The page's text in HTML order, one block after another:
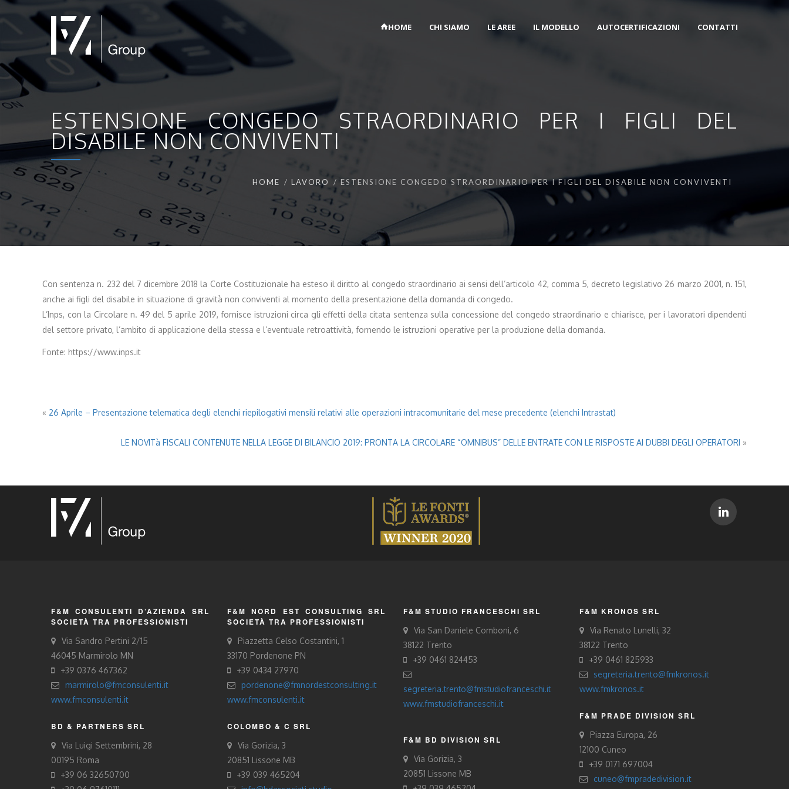
HOME CHI SIAMO LE AREE IL MODELLO AUTOCERTIFICAZIONI CONTATTI
ESTENSIONE CONGEDO STRAORDINARIO PER I FIGLI DEL
DISABILE NON CONVIVENTI
HOME LAVORO ESTENSIONE CONGEDO STRAORDINARIO PER I FIGLI DEL DISABILE NON CONVIVENTI
Con sentenza n. 232 del 7 dicembre 2018 la Corte Costituzionale ha esteso il diritto al congedo straordinario ai sensi dell’articolo 42, comma 5, decreto legislativo 26 marzo 2001, n. 151,
anche ai figli del disabile in situazione di gravità non conviventi al momento della presentazione della domanda di congedo.
L’Inps, con la Circolare n. 49 del 5 aprile 2019, fornisce istruzioni circa gli effetti della citata sentenza sulla concessione del congedo straordinario e chiarisce, per i lavoratori dipendenti
del settore privato, l’ambito di applicazione della stessa e l’eventuale retroattività, fornendo le istruzioni operative per la produzione della domanda.
Fonte: https://www.inps.it
« 26 Aprile – Presentazione telematica degli elenchi riepilogativi mensili relativi alle operazioni intracomunitarie del mese precedente (elenchi Intrastat)
LE NOVITà FISCALI CONTENUTE NELLA LEGGE DI BILANCIO 2019: PRONTA LA CIRCOLARE “OMNIBUS” DELLE ENTRATE CON LE RISPOSTE AI DUBBI DEGLI OPERATORI »
F&M CONSULENTI D’AZIENDA SRL
SOCIETÀ TRA PROFESSIONISTI
Via Sandro Pertini 2/15
46045 Marmirolo MN
+39 0376 467362
marmirolo@fmconsulenti.it
www.fmconsulenti.it
BD & PARTNERS SRL
Via Luigi Settembrini, 28
00195 Roma
+39 06 32650700
F&M NORD EST CONSULTING SRL
SOCIETÀ TRA PROFESSIONISTI
Piazzetta Celso Costantini, 1
33170 Pordenone PN
+39 0434 27970
pordenone@fmnordestconsulting.it
www.fmconsulenti.it
COLOMBO & C SRL
Via Gorizia, 3
20851 Lissone MB
+39 039 465204
F&M STUDIO FRANCESCHI SRL
Via San Daniele Comboni, 6
38122 Trento
+39 0461 824453
segreteria.trento@fmstudiofranceschi.it
www.fmstudiofranceschi.it
F&M BD DIVISION SRL
Via Gorizia, 3
20851 Lissone MB
F&M KRONOS SRL
Via Renato Lunelli, 32
38122 Trento
+39 0461 825933
segreteria.trento@fmkronos.it
www.fmkronos.it
F&M PRADE DIVISION SRL
Piazza Europa, 26
12100 Cuneo
+39 0171 697004
cuneo@fmpradedivision.it